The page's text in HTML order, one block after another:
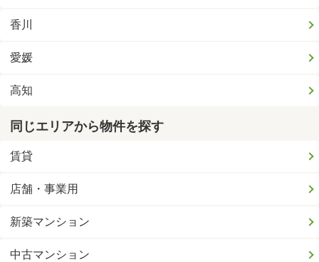
香川
愛媛
高知
同じエリアから物件を探す
賃貸
店舗・事業用
新築マンション
中古マンション